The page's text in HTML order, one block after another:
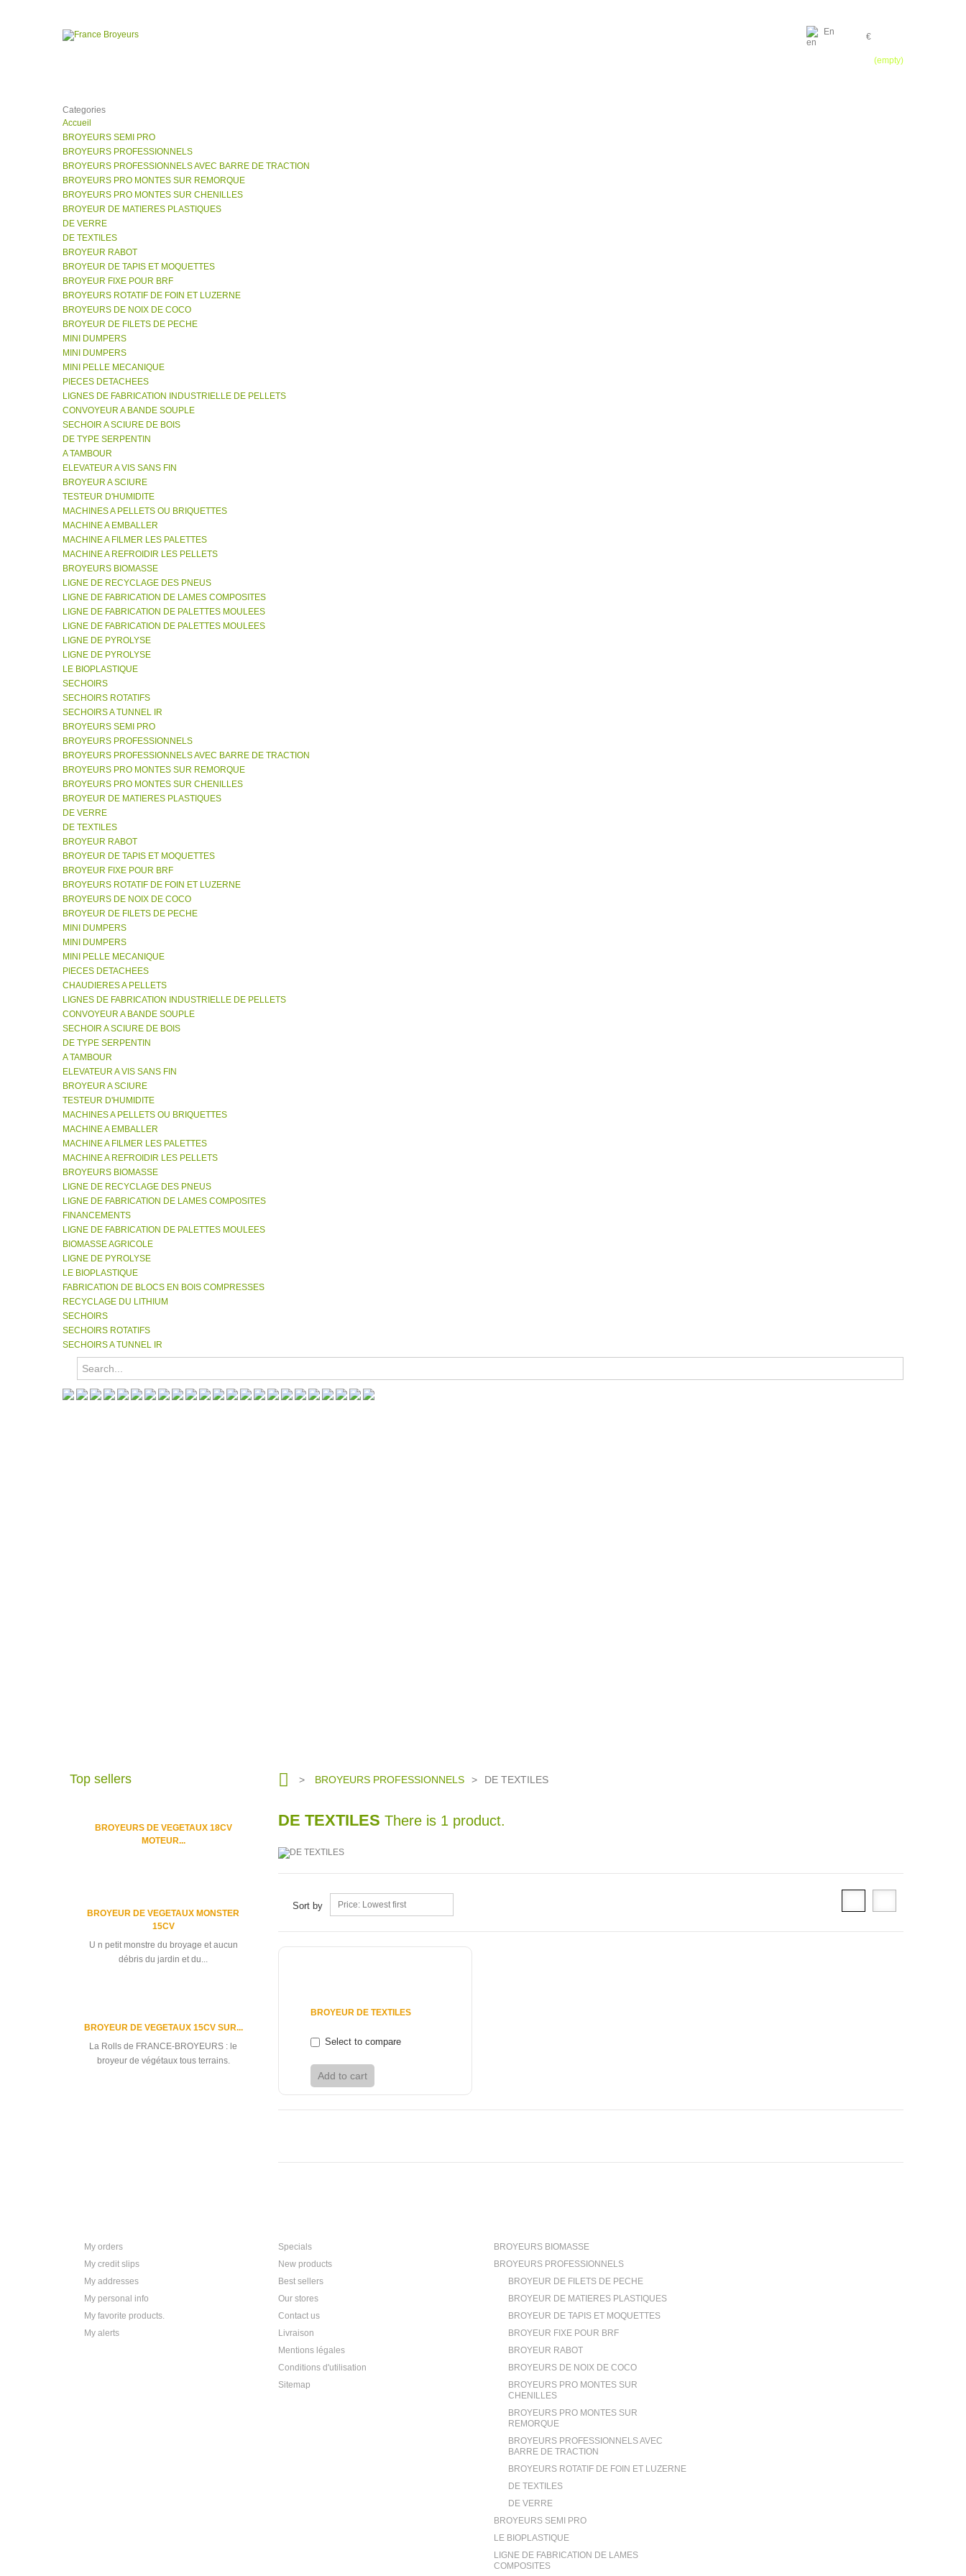
En €
(empty)
Categories
Accueil
BROYEURS SEMI PRO
BROYEURS PROFESSIONNELS
BROYEURS PROFESSIONNELS AVEC BARRE DE TRACTION
BROYEURS PRO MONTES SUR REMORQUE
BROYEURS PRO MONTES SUR CHENILLES
BROYEUR DE MATIERES PLASTIQUES
DE VERRE
DE TEXTILES
BROYEUR RABOT
BROYEUR DE TAPIS ET MOQUETTES
BROYEUR FIXE POUR BRF
BROYEURS ROTATIF DE FOIN ET LUZERNE
BROYEURS DE NOIX DE COCO
BROYEUR DE FILETS DE PECHE
MINI DUMPERS
MINI DUMPERS
MINI PELLE MECANIQUE
PIECES DETACHEES
LIGNES DE FABRICATION INDUSTRIELLE DE PELLETS
CONVOYEUR A BANDE SOUPLE
SECHOIR A SCIURE DE BOIS
DE TYPE SERPENTIN
A TAMBOUR
ELEVATEUR A VIS SANS FIN
BROYEUR A SCIURE
TESTEUR D'HUMIDITE
MACHINES A PELLETS OU BRIQUETTES
MACHINE A EMBALLER
MACHINE A FILMER LES PALETTES
MACHINE A REFROIDIR LES PELLETS
BROYEURS BIOMASSE
LIGNE DE RECYCLAGE DES PNEUS
LIGNE DE FABRICATION DE LAMES COMPOSITES
LIGNE DE FABRICATION DE PALETTES MOULEES
LIGNE DE FABRICATION DE PALETTES MOULEES
LIGNE DE PYROLYSE
LIGNE DE PYROLYSE
LE BIOPLASTIQUE
SECHOIRS
SECHOIRS ROTATIFS
SECHOIRS A TUNNEL IR
BROYEURS SEMI PRO
BROYEURS PROFESSIONNELS
BROYEURS PROFESSIONNELS AVEC BARRE DE TRACTION
BROYEURS PRO MONTES SUR REMORQUE
BROYEURS PRO MONTES SUR CHENILLES
BROYEUR DE MATIERES PLASTIQUES
DE VERRE
DE TEXTILES
BROYEUR RABOT
BROYEUR DE TAPIS ET MOQUETTES
BROYEUR FIXE POUR BRF
BROYEURS ROTATIF DE FOIN ET LUZERNE
BROYEURS DE NOIX DE COCO
BROYEUR DE FILETS DE PECHE
MINI DUMPERS
MINI DUMPERS
MINI PELLE MECANIQUE
PIECES DETACHEES
CHAUDIERES A PELLETS
LIGNES DE FABRICATION INDUSTRIELLE DE PELLETS
CONVOYEUR A BANDE SOUPLE
SECHOIR A SCIURE DE BOIS
DE TYPE SERPENTIN
A TAMBOUR
ELEVATEUR A VIS SANS FIN
BROYEUR A SCIURE
TESTEUR D'HUMIDITE
MACHINES A PELLETS OU BRIQUETTES
MACHINE A EMBALLER
MACHINE A FILMER LES PALETTES
MACHINE A REFROIDIR LES PELLETS
BROYEURS BIOMASSE
LIGNE DE RECYCLAGE DES PNEUS
LIGNE DE FABRICATION DE LAMES COMPOSITES
FINANCEMENTS
LIGNE DE FABRICATION DE PALETTES MOULEES
BIOMASSE AGRICOLE
LIGNE DE PYROLYSE
LE BIOPLASTIQUE
FABRICATION DE BLOCS EN BOIS COMPRESSES
RECYCLAGE DU LITHIUM
SECHOIRS
SECHOIRS ROTATIFS
SECHOIRS A TUNNEL IR
> BROYEURS PROFESSIONNELS > DE TEXTILES
DE TEXTILES There is 1 product.
Sort by Price: Lowest first
BROYEUR DE TEXTILES
Select to compare
Add to cart
Top sellers
BROYEURS DE VEGETAUX 18CV
MOTEUR...
BROYEUR DE VEGETAUX MONSTER
15CV
U n petit monstre du broyage et aucun
débris du jardin et du...
BROYEUR DE VEGETAUX 15CV SUR...
La Rolls de FRANCE-BROYEURS : le
broyeur de végétaux tous terrains.
My orders
My credit slips
My addresses
My personal info
My favorite products.
My alerts
Specials
New products
Best sellers
Our stores
Contact us
Livraison
Mentions légales
Conditions d'utilisation
Sitemap
BROYEURS BIOMASSE
BROYEURS PROFESSIONNELS
BROYEUR DE FILETS DE PECHE
BROYEUR DE MATIERES PLASTIQUES
BROYEUR DE TAPIS ET MOQUETTES
BROYEUR FIXE POUR BRF
BROYEUR RABOT
BROYEURS DE NOIX DE COCO
BROYEURS PRO MONTES SUR
CHENILLES
BROYEURS PRO MONTES SUR
REMORQUE
BROYEURS PROFESSIONNELS AVEC
BARRE DE TRACTION
BROYEURS ROTATIF DE FOIN ET LUZERNE
DE TEXTILES
DE VERRE
BROYEURS SEMI PRO
LE BIOPLASTIQUE
LIGNE DE FABRICATION DE LAMES
COMPOSITES